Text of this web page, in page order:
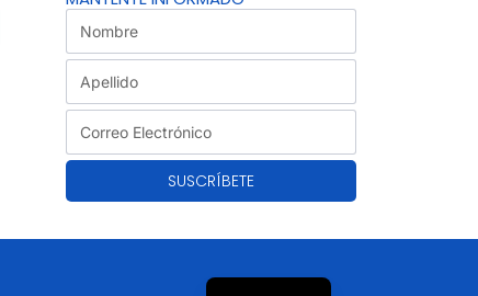
SUSCRÍBETE